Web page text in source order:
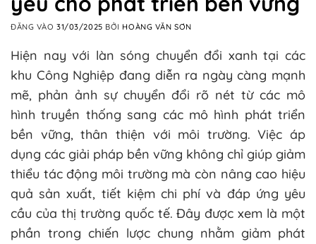
ĐĂNG VÀO31/03/2025 BỞI HOÀNG VĂN SƠN
Hiện nay với làn sóng chuyển đổi xanh tại các
khu Công Nghiệp đang diễn ra ngày càng mạnh
mẽ, phản ảnh sự chuyển đổi rõ nét từ các mô
hình truyền thống sang các mô hình phát triển
bền vững, thân thiện với môi trường. Việc áp
dụng các giải pháp bền vững không chỉ giúp giảm
thiểu tác động môi trường mà còn nâng cao hiệu
quả sản xuất, tiết kiệm chi phí và đáp ứng yêu
cầu của thị trường quốc tế. Đây được xem là một
phần trong chiến lược chung nhằm giảm phát